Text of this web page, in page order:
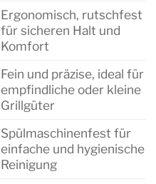
Ergonomisch, rutschfest
für sicheren Halt und
Komfort
Fein und präzise, ideal für
empfindliche oder kleine
Grillgüter
Spülmaschinenfest für
einfache und hygienische
Reinigung